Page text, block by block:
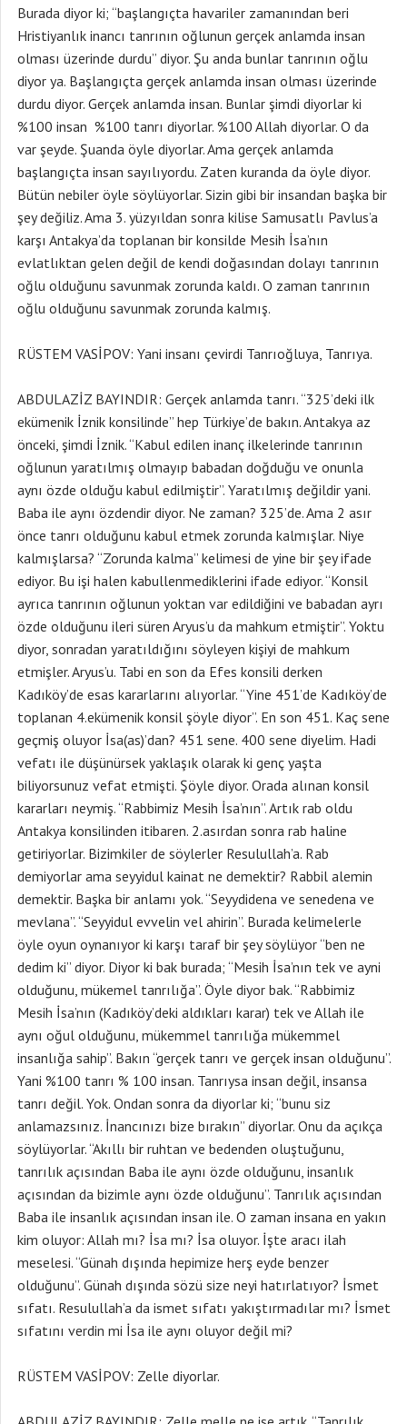
Burada diyor ki; “başlangıçta havariler zamanından beri
Hristiyanlık inancı tanrının oğlunun gerçek anlamda insan
olması üzerinde durdu” diyor. Şu anda bunlar tanrının oğlu
diyor ya. Başlangıçta gerçek anlamda insan olması üzerinde
durdu diyor. Gerçek anlamda insan. Bunlar şimdi diyorlar ki
%100 insan %100 tanrı diyorlar. %100 Allah diyorlar. O da
var şeyde. Şuanda öyle diyorlar. Ama gerçek anlamda
başlangıçta insan sayılıyordu. Zaten kuranda da öyle diyor.
Bütün nebiler öyle söylüyorlar. Sizin gibi bir insandan başka bir
şey değiliz. Ama 3. yüzyıldan sonra kilise Samusatlı Pavlus’a
karşı Antakya’da toplanan bir konsilde Mesih İsa’nın
evlatlıktan gelen değil de kendi doğasından dolayı tanrının
oğlu olduğunu savunmak zorunda kaldı. O zaman tanrının
oğlu olduğunu savunmak zorunda kalmış.
RÜSTEM VASİPOV: Yani insanı çevirdi Tanrıoğluya, Tanrıya.
ABDULAZİZ BAYINDIR: Gerçek anlamda tanrı. “325’deki ilk
ekümenik İznik konsilinde” hep Türkiye’de bakın. Antakya az
önceki, şimdi İznik. “Kabul edilen inanç ilkelerinde tanrının
oğlunun yaratılmış olmayıp babadan doğduğu ve onunla
aynı özde olduğu kabul edilmiştir”. Yaratılmış değildir yani.
Baba ile aynı özdendir diyor. Ne zaman? 325’de. Ama 2 asır
önce tanrı olduğunu kabul etmek zorunda kalmışlar. Niye
kalmışlarsa? “Zorunda kalma” kelimesi de yine bir şey ifade
ediyor. Bu işi halen kabullenmediklerini ifade ediyor. “Konsil
ayrıca tanrının oğlunun yoktan var edildiğini ve babadan ayrı
özde olduğunu ileri süren Aryus’u da mahkum etmiştir”. Yoktu
diyor, sonradan yaratıldığını söyleyen kişiyi de mahkum
etmişler. Aryus’u. Tabi en son da Efes konsili derken
Kadıköy’de esas kararlarını alıyorlar. “Yine 451’de Kadıköy’de
toplanan 4.ekümenik konsil şöyle diyor”. En son 451. Kaç sene
geçmiş oluyor İsa(as)’dan? 451 sene. 400 sene diyelim. Hadi
vefatı ile düşünürsek yaklaşık olarak ki genç yaşta
biliyorsunuz vefat etmişti. Şöyle diyor. Orada alınan konsil
kararları neymiş. “Rabbimiz Mesih İsa’nın”. Artık rab oldu
Antakya konsilinden itibaren. 2.asırdan sonra rab haline
getiriyorlar. Bizimkiler de söylerler Resulullah’a. Rab
demiyorlar ama seyyidul kainat ne demektir? Rabbil alemin
demektir. Başka bir anlamı yok. “Seyydidena ve senedena ve
mevlana”. “Seyyidul evvelin vel ahirin”. Burada kelimelerle
öyle oyun oynanıyor ki karşı taraf bir şey söylüyor “ben ne
dedim ki” diyor. Diyor ki bak burada; “Mesih İsa’nın tek ve ayni
olduğunu, mükemel tanrılığa”. Öyle diyor bak. “Rabbimiz
Mesih İsa’nın (Kadıköy’deki aldıkları karar) tek ve Allah ile
aynı oğul olduğunu, mükemmel tanrılığa mükemmel
insanlığa sahip”. Bakın “gerçek tanrı ve gerçek insan olduğunu”.
Yani %100 tanrı % 100 insan. Tanrıysa insan değil, insansa
tanrı değil. Yok. Ondan sonra da diyorlar ki; “bunu siz
anlamazsınız. İnancınızı bize bırakın” diyorlar. Onu da açıkça
söylüyorlar. “Akıllı bir ruhtan ve bedenden oluştuğunu,
tanrılık açısından Baba ile aynı özde olduğunu, insanlık
açısından da bizimle aynı özde olduğunu”. Tanrılık açısından
Baba ile insanlık açısından insan ile. O zaman insana en yakın
kim oluyor: Allah mı? İsa mı? İsa oluyor. İşte aracı ilah
meselesi. “Günah dışında hepimize herş eyde benzer
olduğunu”. Günah dışında sözü size neyi hatırlatıyor? İsmet
sıfatı. Resulullah’a da ismet sıfatı yakıştırmadılar mı? İsmet
sıfatını verdin mi İsa ile aynı oluyor değil mi?
RÜSTEM VASİPOV: Zelle diyorlar.